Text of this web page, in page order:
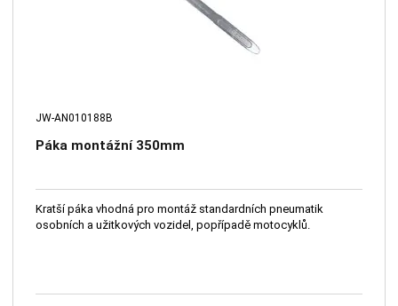
JW-AN010188B
Páka montážní 350mm
Kratší páka vhodná pro montáž standardních pneumatik
osobních a užitkových vozidel, popřípadě motocyklů.